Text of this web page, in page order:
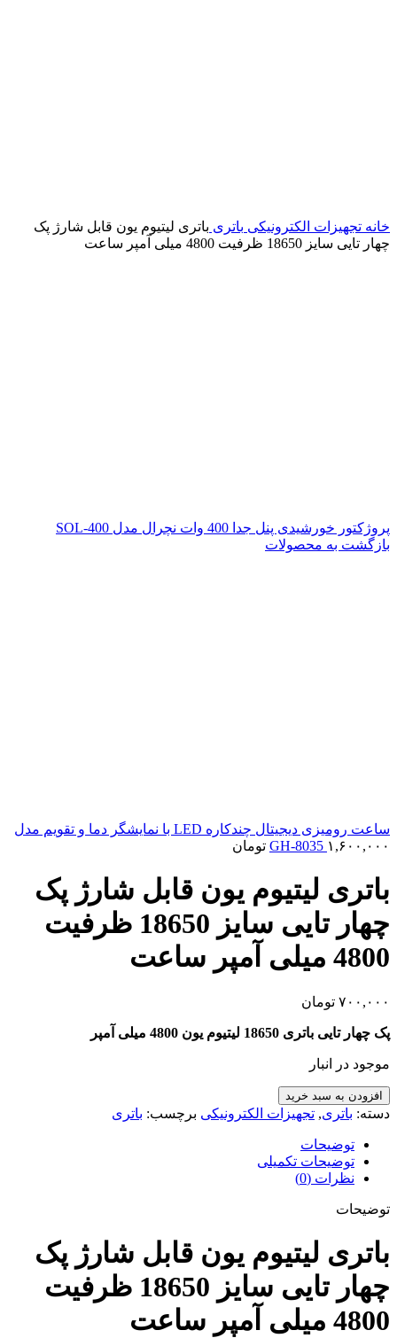
خانه تجهیزات الکترونیکی باتری باتری لیتیوم یون قابل شارژ پک
چهار تایی سایز 18650 ظرفیت 4800 میلی آمپر ساعت
پروژکتور خورشیدی پنل جدا 400 وات نچرال مدل SOL-400
بازگشت به محصولات
ساعت رومیزی دیجیتال چندکاره LED با نمایشگر دما و تقویم مدل
GH-8035 ۱,۶۰۰,۰۰۰ تومان
باتری لیتیوم یون قابل شارژ پک
چهار تایی سایز 18650 ظرفیت
4800 میلی آمپر ساعت
۷۰۰,۰۰۰ تومان
پک چهار تایی باتری 18650 لیتیوم یون 4800 میلی آمپر
موجود در انبار
باتری
لیتیوم
قابل
شارژ
تایی
18650
ظرفیت
میلی
آمپر
ساعت
افزودن به سبد خرید
دسته: باتری, تجهیزات الکترونیکی برچسب: باتری
توضیحات
توضیحات تکمیلی
نظرات (0)
توضیحات
باتری لیتیوم یون قابل شارژ پک
چهار تایی سایز 18650 ظرفیت
4800 میلی آمپر ساعت